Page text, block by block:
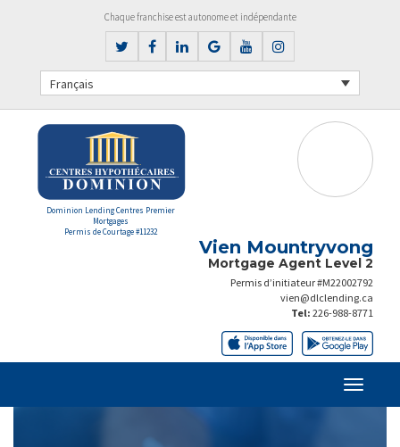
Chaque franchise est autonome et indépendante
Français
Dominion Lending Centres Premier
Mortgages
Permis de Courtage #11232
Vien Mountryvong
Mortgage Agent Level 2
Permis d’initiateur #M22002792
vien@dlclending.ca
Tel: 226-988-8771